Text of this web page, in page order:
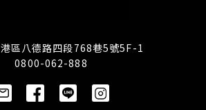
區八德路四段768巷5號5F-1
0800-062-888